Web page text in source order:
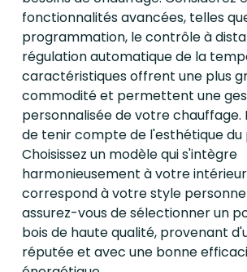
fonctionnalités avancées, telles
programmation, le contrôle à
régulation automatique de la
caractéristiques offrent une plus
commodité et permettent une
personnalisée de votre chauffage.
de tenir compte de l'esthétique du
Choisissez un modèle qui s'intègre
harmonieusement à votre
correspond à votre style
assurez-vous de sélectionner un
bois de haute qualité, provenant
réputée et avec une bonne